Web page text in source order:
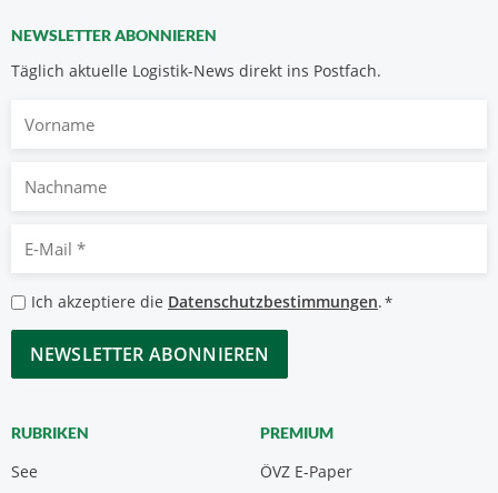
NEWSLETTER ABONNIEREN
Täglich aktuelle Logistik-News direkt ins Postfach.
Nachname
Mail
*
Datenschutzbestimmungen
*
Ich akzeptiere die Datenschutzbestimmungen.*
CAPTCHA
RUBRIKEN
See
PREMIUM
ÖVZ E-Paper